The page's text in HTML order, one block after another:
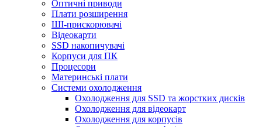
Оптичні приводи
Плати розширення
ШІ-прискорювачі
Відеокарти
SSD накопичувачі
Корпуси для ПК
Процесори
Материнські плати
Системи охолодження
Охолодження для SSD та жорстких дисків
Охолодження для відеокарт
Охолодження для корпусів